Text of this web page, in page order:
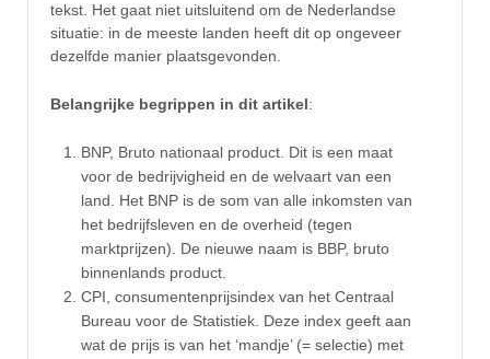
tekst. Het gaat niet uitsluitend om de Nederlandse
situatie: in de meeste landen heeft dit op ongeveer
dezelfde manier plaatsgevonden.
Belangrijke begrippen in dit artikel:
BNP, Bruto nationaal product. Dit is een maat
voor de bedrijvigheid en de welvaart van een
land. Het BNP is de som van alle inkomsten van
het bedrijfsleven en de overheid (tegen
marktprijzen). De nieuwe naam is BBP, bruto
binnenlands product.
CPI, consumentenprijsindex van het Centraal
Bureau voor de Statistiek. Deze index geeft aan
wat de prijs is van het ‘mandje’ (= selectie) met